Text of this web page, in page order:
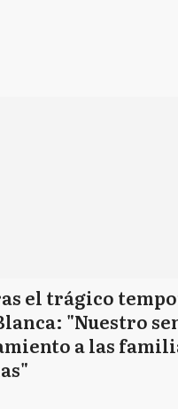
el trágico
"Nuestro
a las